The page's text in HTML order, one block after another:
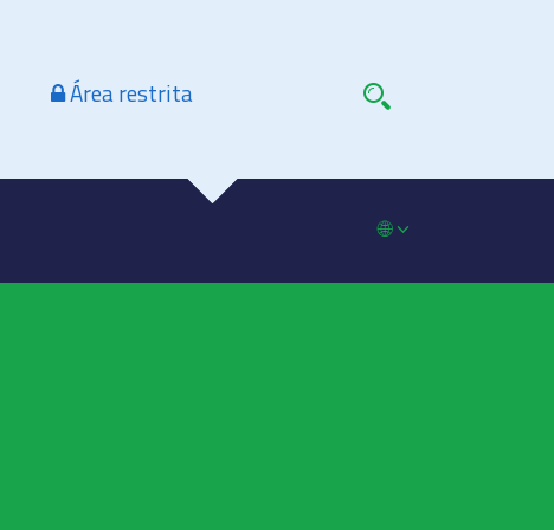
Área restrita
🌐